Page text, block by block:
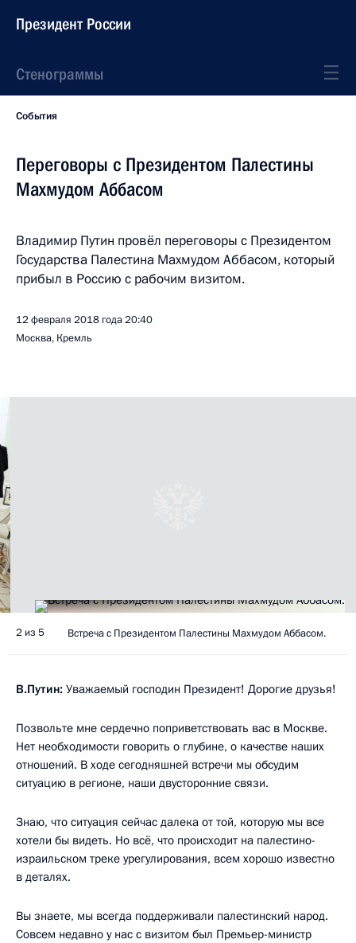
Президент России
Стенограммы
События
Переговоры с Президентом Палестины
Махмудом Аббасом
Владимир Путин провёл переговоры с Президентом
Государства Палестина Махмудом Аббасом, который
прибыл в Россию с рабочим визитом.
12 февраля 2018 года20:40
Москва, Кремль
2 из 5 Встреча с Президентом Палестины Махмудом Аббасом.
В.Путин: Уважаемый господин Президент! Дорогие друзья!
Позвольте мне сердечно поприветствовать вас в Москве.
Нет необходимости говорить о глубине, о качестве наших
отношений. В ходе сегодняшней встречи мы обсудим
ситуацию в регионе, наши двусторонние связи.
Знаю, что ситуация сейчас далека от той, которую мы все
хотели бы видеть. Но всё, что происходит на палестино-
израильском треке урегулирования, всем хорошо известно
в деталях.
Вы знаете, мы всегда поддерживали палестинский народ.
Совсем недавно у нас с визитом был Премьер-министр